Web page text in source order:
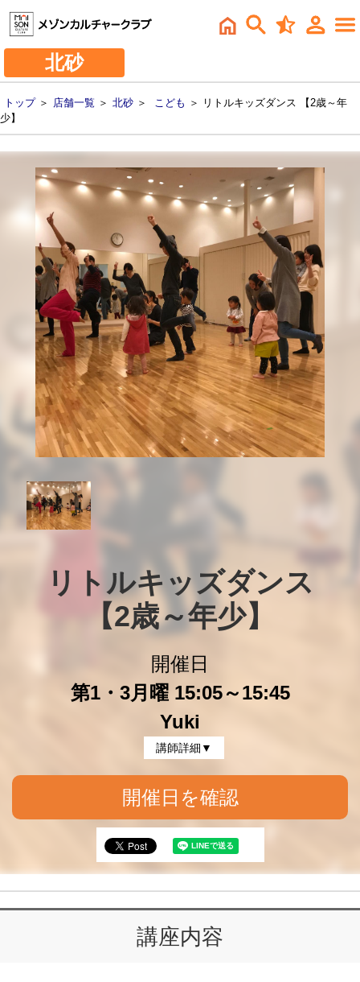
北砂
トップ＞ 店舗一覧 ＞ 北砂 ＞ こども ＞ リトルキッズダンス 【2歳～年
少】
リトルキッズダンス
【2歳～年少】
開催日
第1・3月曜 15:05～15:45
Yuki
講師詳細▼
開催日を確認
講座内容